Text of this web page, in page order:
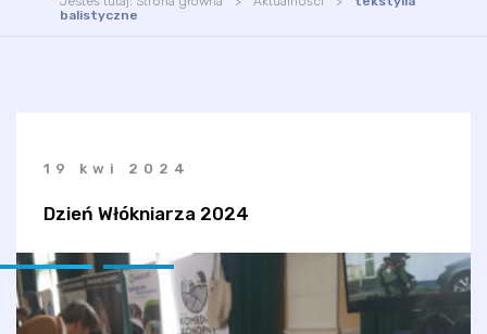
DEKLARACJA DOSTĘPNOŚCI
balistyczne
19 kwi 2024
Dzień Włókniarza 2024